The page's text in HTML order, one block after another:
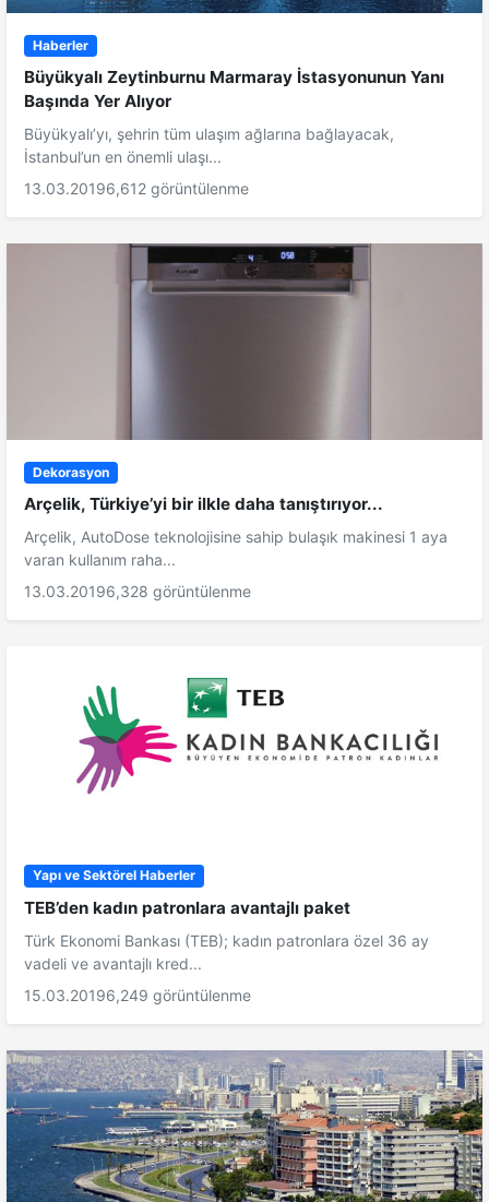
Haberler
Büyükyalı Zeytinburnu Marmaray İstasyonunun Yanı
Başında Yer Alıyor
Büyükyalı’yı, şehrin tüm ulaşım ağlarına bağlayacak,
İstanbul’un en önemli ulaşı...
13.03.20196,612 görüntülenme
Dekorasyon
Arçelik, Türkiye’yi bir ilkle daha tanıştırıyor...
Arçelik, AutoDose teknolojisine sahip bulaşık makinesi 1 aya
varan kullanım raha...
13.03.20196,328 görüntülenme
Yapı ve Sektörel Haberler
TEB’den kadın patronlara avantajlı paket
Türk Ekonomi Bankası (TEB); kadın patronlara özel 36 ay
vadeli ve avantajlı kred...
15.03.20196,249 görüntülenme